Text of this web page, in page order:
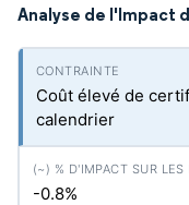
Analyse de l'Impact
Coût élevé de
calendrier
-0.8%